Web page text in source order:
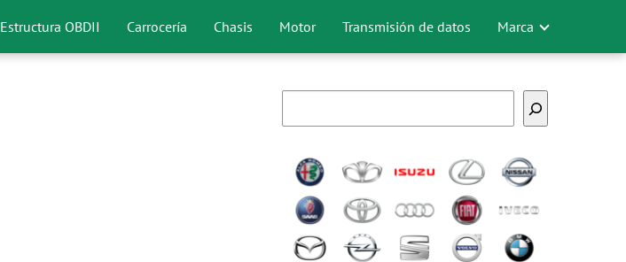
Estructura OBDII Carrocería Chasis Motor Transmisión de datos Marca